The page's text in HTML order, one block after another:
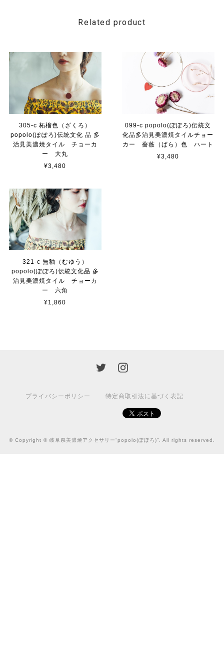
Related product
305-c 柘榴色（ざくろ）
popolo(ぽぽろ)伝統文化 品 多
治見美濃焼タイル チョーカ
ー 大丸
¥3,480
099-c popolo(ぽぽろ)伝統文
化品多治見美濃焼タイルチョー
カー 薔薇（ばら）色 ハート
¥3,480
321-c 無釉（むゆう）
popolo(ぽぽろ)伝統文化品 多
治見美濃焼タイル チョーカ
ー 六角
¥1,860
プライバシーポリシー 特定商取引法に基づく表記
© Copyright © 岐阜県美濃焼アクセサリー“popolo(ぽぽろ)”. All rights reserved.